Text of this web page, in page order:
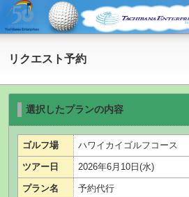
リクエスト予約
選択したプランの内容
ゴルフ場 ハワイカイゴルフコース
ツアー日 2026年6月10日(水)
プラン名 予約代行